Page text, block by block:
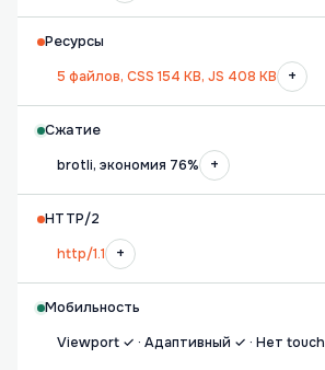
Ресурсы
5 файлов, CSS 154 KB, JS 408 KB
+
Сжатие
brotli, экономия 76%
+
HTTP/2
http/1.1
+
Мобильность
Viewport ✓ · Адаптивный ✓ · Нет touch